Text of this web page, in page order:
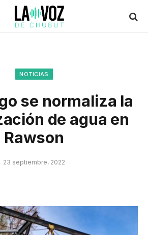
NOTICIAS
se normaliza la
de agua en
Rawson
23 septiembre, 2022